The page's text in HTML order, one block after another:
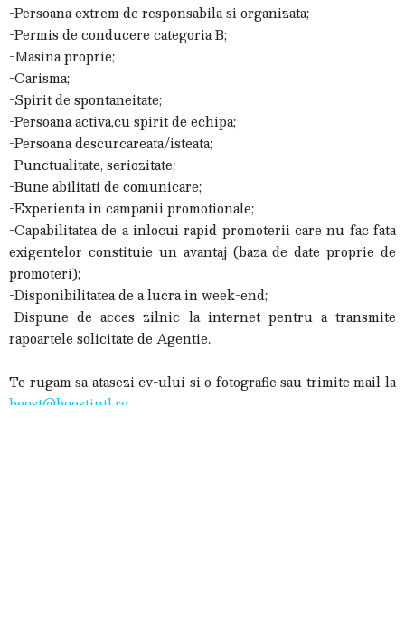
-Persoana extrem de responsabila si organizata;
-Permis de conducere categoria B;
-Masina proprie;
-Carisma;
-Spirit de spontaneitate;
-Persoana activa,cu spirit de echipa;
-Persoana descurcareata/isteata;
-Punctualitate, seriozitate;
-Bune abilitati de comunicare;
-Experienta in campanii promotionale;
-Capabilitatea de a inlocui rapid promoterii care nu fac fata
exigentelor constituie un avantaj (baza de date proprie de
promoteri);
-Disponibilitatea de a lucra in week-end;
-Dispune de acces zilnic la internet pentru a transmite
rapoartele solicitate de Agentie.
Te rugam sa atasezi cv-ului si o fotografie sau trimite mail la
boost@boostintl.ro